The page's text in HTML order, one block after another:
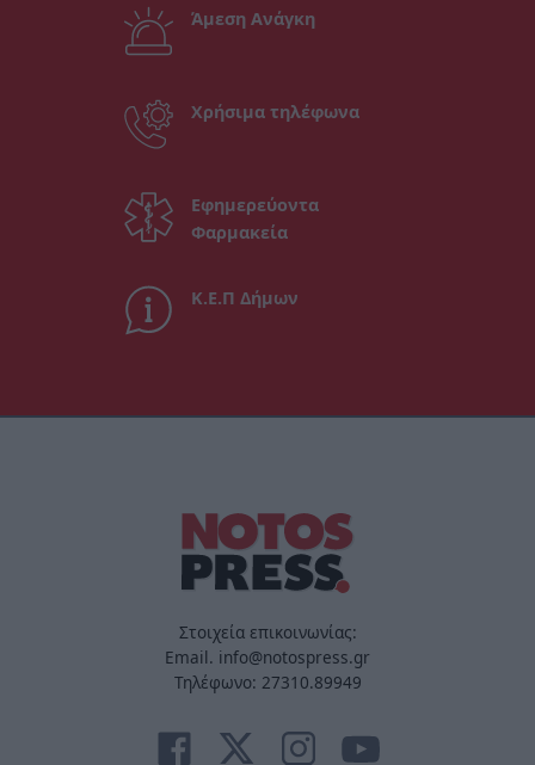
Άμεση Ανάγκη
Χρήσιμα τηλέφωνα
Εφημερεύοντα
Φαρμακεία
Κ.Ε.Π Δήμων
Στοιχεία επικοινωνίας:
Email. info@notospress.gr
Τηλέφωνο: 27310.89949